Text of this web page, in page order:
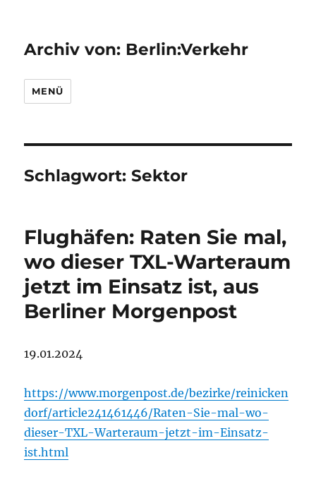
Archiv von: Berlin:Verkehr
MENÜ
Schlagwort:Sektor
Flughäfen: Raten Sie mal,
wo dieser TXL-Warteraum
jetzt im Einsatz ist, aus
Berliner Morgenpost
19.01.2024
https://www.morgenpost.de/bezirke/reinicken
dorf/article241461446/Raten-Sie-mal-wo-
dieser-TXL-Warteraum-jetzt-im-Einsatz-
ist.html